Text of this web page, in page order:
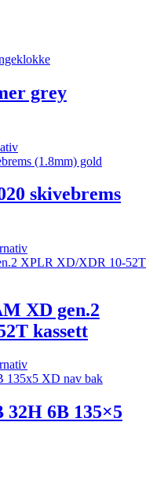
grey
Dette
produktet
flere
varianter.
velges
på
skivebrems
Dette
produktet
varianter.
Alternativene
kan
på
produktsiden
XD gen.2
kassett
Dette
produktet
flere
varianter.
32H 6B 135×5